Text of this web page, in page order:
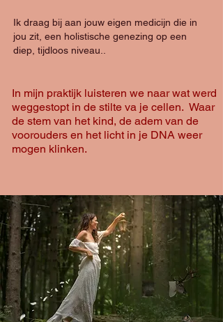
Ik draag bij aan jouw eigen medicijn die in
jou zit, een holistische genezing op een
diep, tijdloos niveau..
In mijn praktijk luisteren we naar wat werd
weggestopt in de stilte va je cellen. Waar
de stem van het kind, de adem van de
voorouders en het licht in je DNA weer
mogen klinken.